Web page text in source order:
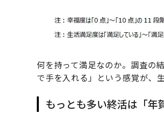
何を持って満足なのか。調査の
で手を入れる」という感覚が、
もっとも多い終活は「年